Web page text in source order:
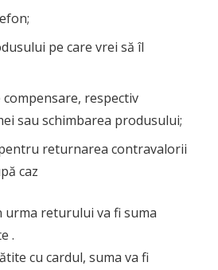
pe care vrei să îl
respectiv
sau schimbarea produsului;
returnarea contravalorii
caz
urma returului va fi suma
.
cu cardul, suma va fi